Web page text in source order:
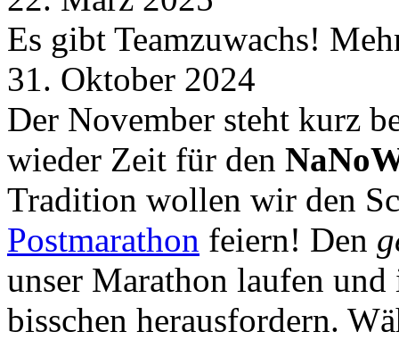
Es gibt Teamzuwachs!
31. Oktober 2024
Der November steht kurz
wieder Zeit für den
Tradition wollen wir den
Postmarathon feiern! Den
unser Marathon laufen
bisschen herausfordern.